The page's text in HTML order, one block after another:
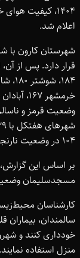
1404، کیفیت
اعلام شد.
وضعیت قرمز و
104 در وضعیت نارنجی و ناسالم برای گروه‌های حساس هستند.
بر اساس این گزارش،
مسجدسلیمان
کارشناسان
سالمندان، بیماران
خودداری کنند و
منزل استفاده نمایند.